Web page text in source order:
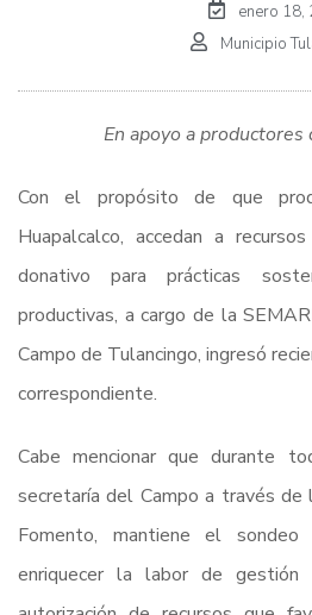
enero 18,
Municipio
En apoyo a
Con el propósito de que
Huapalcalco, accedan a
donativo para prácticas
productivas, a cargo de la
Campo de Tulancingo, ingresó
correspondiente.
Cabe mencionar que durante
secretaría del Campo a través
Fomento, mantiene el sondeo
enriquecer la labor de